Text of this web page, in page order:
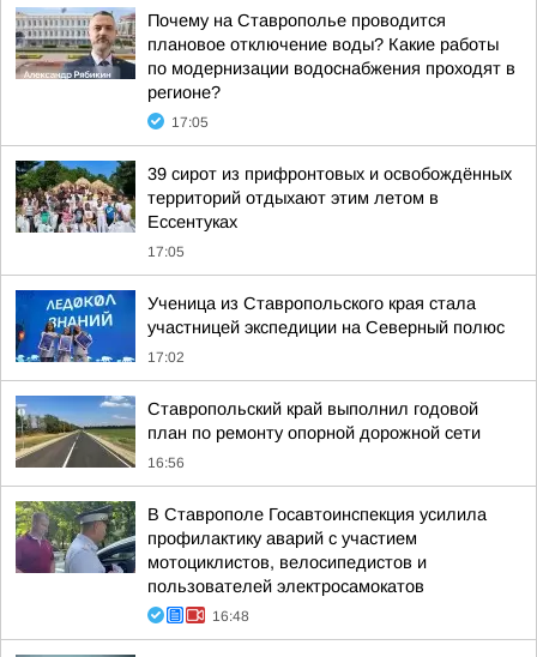
Почему на Ставрополье проводится
плановое отключение воды? Какие работы
по модернизации водоснабжения проходят в
регионе?
17:05
39 сирот из прифронтовых и освобождённых
территорий отдыхают этим летом в
Ессентуках
17:05
Ученица из Ставропольского края стала
участницей экспедиции на Северный полюс
17:02
Ставропольский край выполнил годовой
план по ремонту опорной дорожной сети
16:56
В Ставрополе Госавтоинспекция усилила
профилактику аварий с участием
мотоциклистов, велосипедистов и
пользователей электросамокатов
16:48